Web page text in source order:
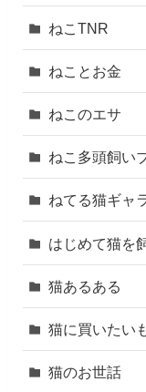
ねこTNR
ねことお金
ねこのエサ
ねこ多頭飼い
ねてる猫ギャ
はじめて猫を
猫あるある
猫に買いたい
猫のお世話